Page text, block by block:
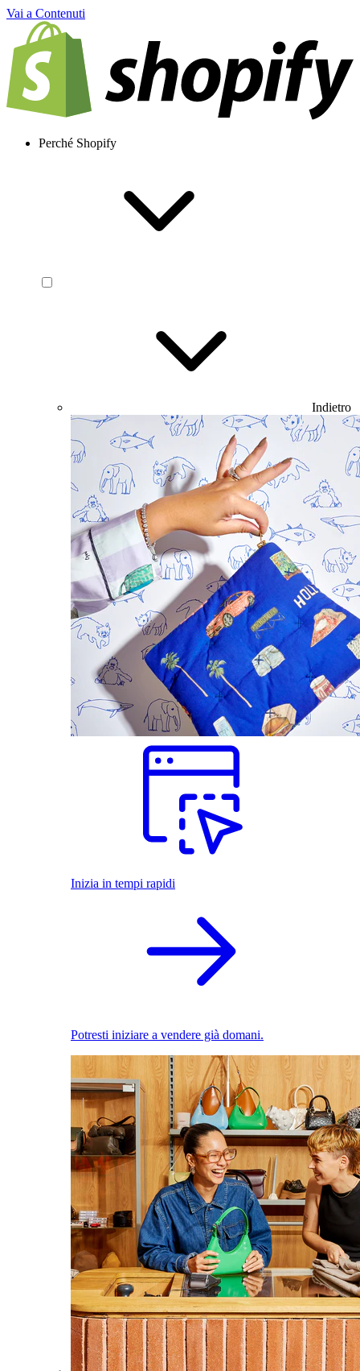
Vai a Contenuti
Perché Shopify
Indietro
Inizia in tempi rapidi
Potresti iniziare a vendere già domani.